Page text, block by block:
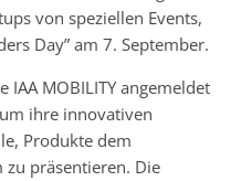
von speziellen Events,
Day” am 7. September.
IAA MOBILITY angemeldet
ihre innovativen
Produkte dem
präsentieren. Die